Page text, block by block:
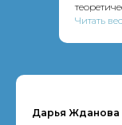
Читать
Дарья Жданова